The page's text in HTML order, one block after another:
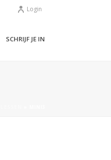
Login
SCHRIJF JE IN